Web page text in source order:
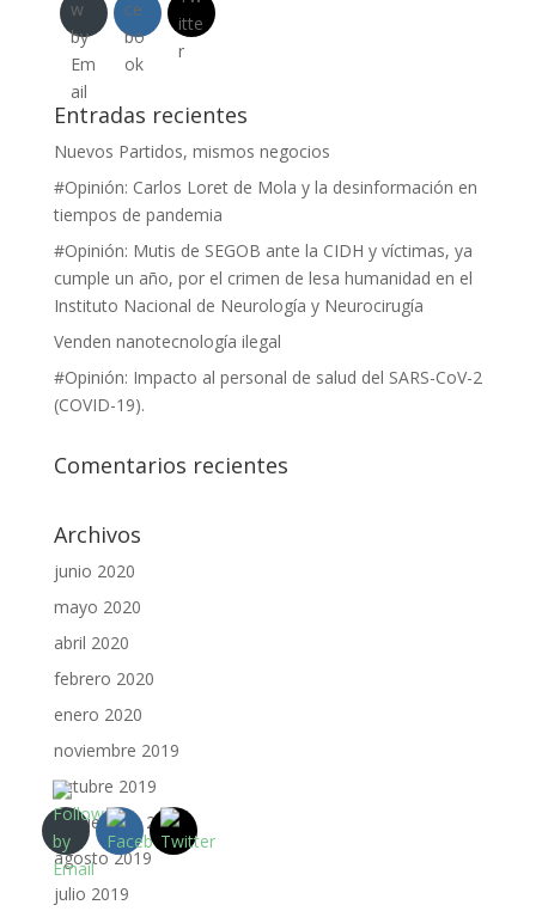
Entradas recientes
Nuevos Partidos, mismos negocios
#Opinión: Carlos Loret de Mola y la desinformación en
tiempos de pandemia
#Opinión: Mutis de SEGOB ante la CIDH y víctimas, ya
cumple un año, por el crimen de lesa humanidad en el
Instituto Nacional de Neurología y Neurocirugía
Venden nanotecnología ilegal
#Opinión: Impacto al personal de salud del SARS-CoV-2
(COVID-19).
Comentarios recientes
Archivos
junio 2020
mayo 2020
abril 2020
febrero 2020
enero 2020
noviembre 2019
octubre 2019
septiembre 2019
agosto 2019
julio 2019